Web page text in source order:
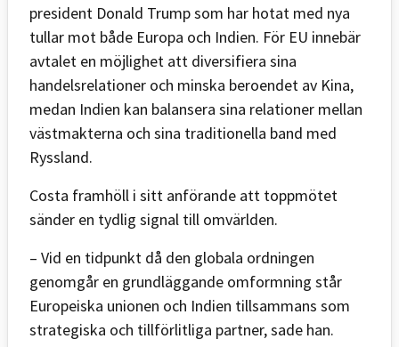
president Donald Trump som har hotat med nya
tullar mot både Europa och Indien. För EU innebär
avtalet en möjlighet att diversifiera sina
handelsrelationer och minska beroendet av Kina,
medan Indien kan balansera sina relationer mellan
västmakterna och sina traditionella band med
Ryssland.
Costa framhöll i sitt anförande att toppmötet
sänder en tydlig signal till omvärlden.
– Vid en tidpunkt då den globala ordningen
genomgår en grundläggande omformning står
Europeiska unionen och Indien tillsammans som
strategiska och tillförlitliga partner, sade han.